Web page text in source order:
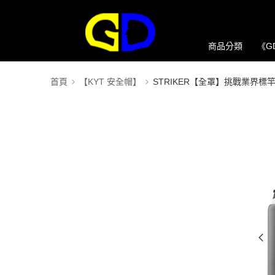
商品分類 《
首頁 【KYT 安全帽】 STRIKER【全罩】挑戰業界標竿